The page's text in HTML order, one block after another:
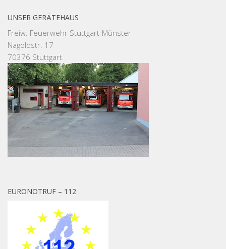
UNSER GERÄTEHAUS
Freiw. Feuerwehr Stuttgart-Münster
Nagoldstr. 17
70376 Stuttgart
EURONOTRUF – 112